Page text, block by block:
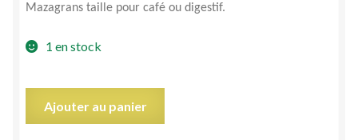
Mazagrans taille pour café ou digestif.
1 en stock
Ajouter au panier